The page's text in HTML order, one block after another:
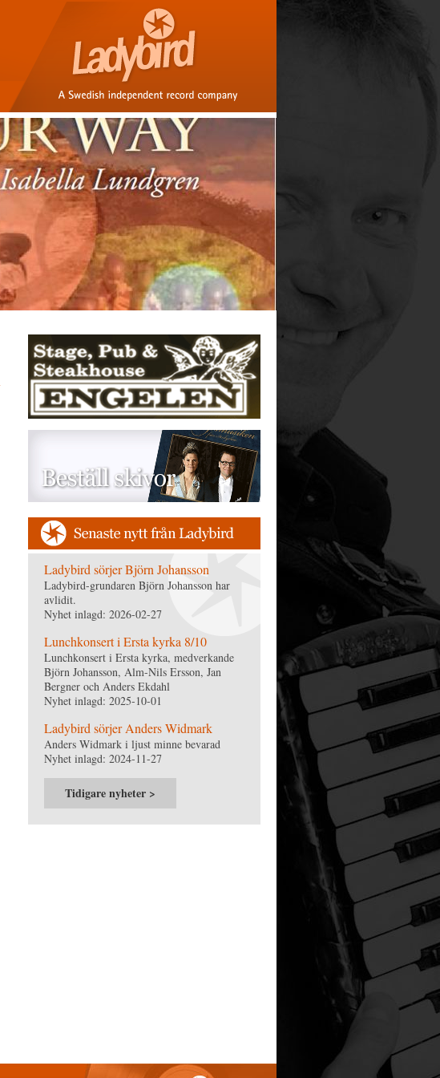
Ladybird sörjer Björn Johansson
Ladybird-grundaren Björn Johansson har
avlidit.
Nyhet inlagd: 2026-02-27
Lunchkonsert i Ersta kyrka 8/10
Lunchkonsert i Ersta kyrka, medverkande
Björn Johansson, Alm-Nils Ersson, Jan
Bergner och Anders Ekdahl
Nyhet inlagd: 2025-10-01
Ladybird sörjer Anders Widmark
Anders Widmark i ljust minne bevarad
Nyhet inlagd: 2024-11-27
Tidigare nyheter >